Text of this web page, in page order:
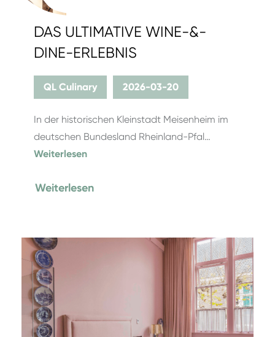
DAS ULTIMATIVE WINE-&-
DINE-ERLEBNIS
QL Culinary 2026-03-20
In der historischen Kleinstadt Meisenheim im
deutschen Bundesland Rheinland-Pfal…
Weiterlesen
Weiterlesen